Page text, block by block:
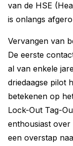
van de HSE
is onlangs
Vervangen van
De eerste
al van enkele
driedaagse pilot
betekenen op
Lock-Out Tag-
enthousiast over
een overstap